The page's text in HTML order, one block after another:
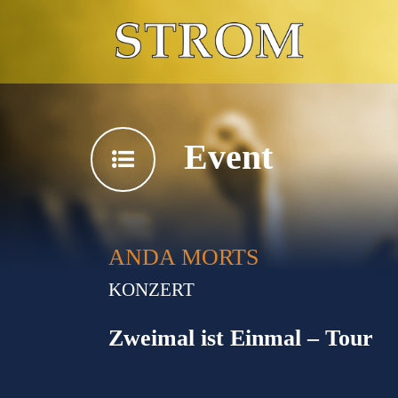
Event
ANDA MORTS
KONZERT
Zweimal ist Einmal – Tour